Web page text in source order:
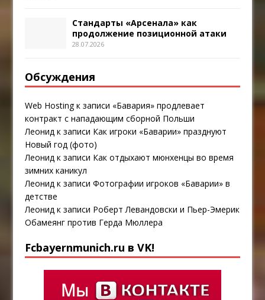
Стандарты «Арсенала» как
продолжение позиционной атаки
28.07.2026
Обсуждения
Web Hostingк записи «Бавария» продлевает
контракт с нападающим сборной Польши
Леонид к записи Как игроки «Баварии» празднуют
Новый год (фото)
Леонид к записи Как отдыхают мюнхенцы во время
зимних каникул
Леонид к записиФотографии игроков «Баварии» в
детстве
Леонид к записи Роберт Левандовски и Пьер-Эмерик
Обамеянг против Герда Мюллера
Fcbayernmunich.ru в VK!